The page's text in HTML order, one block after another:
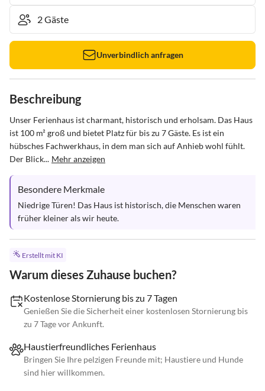
Unverbindlich anfragen
Beschreibung
Unser Ferienhaus ist charmant, historisch und erholsam. Das Haus
ist 100 m² groß und bietet Platz für bis zu 7 Gäste. Es ist ein
hübsches Fachwerkhaus, in dem man sich auf Anhieb wohl fühlt.
Der Blick... Mehr anzeigen
Besondere Merkmale
Niedrige Türen! Das Haus ist historisch, die Menschen waren
früher kleiner als wir heute.
Erstellt mit KI
Warum dieses Zuhause buchen?
Kostenlose Stornierung bis zu 7 Tagen
Genießen Sie die Sicherheit einer kostenlosen Stornierung bis
zu 7 Tage vor Ankunft.
Haustierfreundliches Ferienhaus
Bringen Sie Ihre pelzigen Freunde mit; Haustiere und Hunde
sind hier willkommen.